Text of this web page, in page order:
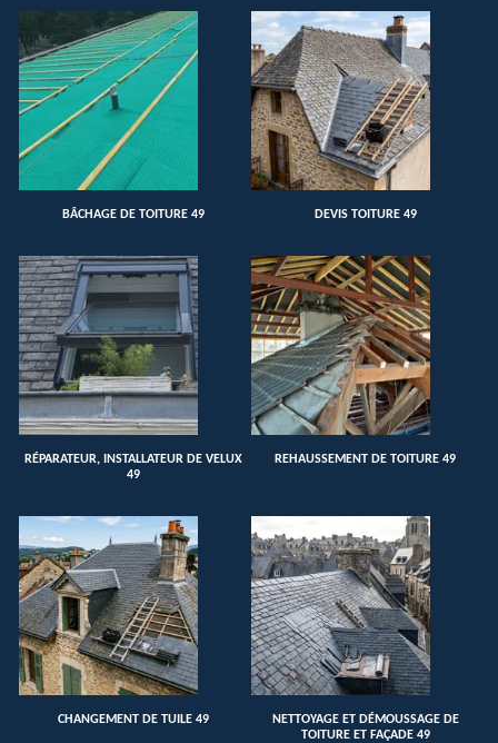
BÂCHAGE DE TOITURE 49 DEVIS TOITURE 49
RÉPARATEUR, INSTALLATEUR DE VELUX
49
REHAUSSEMENT DE TOITURE 49
CHANGEMENT DE TUILE 49
NETTOYAGE ET DÉMOUSSAGE DE
TOITURE ET FAÇADE 49